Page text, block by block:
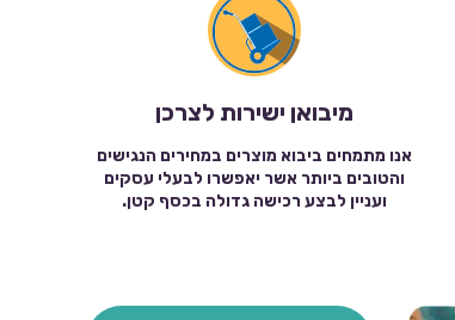
מיבואן ישירות לצרכן
אנו מתמחים ביבוא מוצרים במחירים הנגישים
והטובים ביותר אשר יאפשרו לבעלי עסקים
ועניין לבצע רכישה גדולה בכסף קטן.